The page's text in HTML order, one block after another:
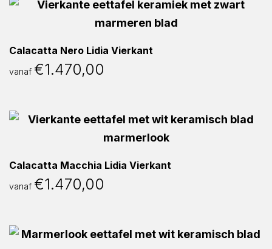
Calacatta Nero Lidia Vierkant
vanaf €1.470,00
Calacatta Macchia Lidia Vierkant
vanaf €1.470,00